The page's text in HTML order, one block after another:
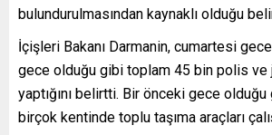
bulundurulmasından kaynaklı olduğu
İçişleri Bakanı Darmanin, cumartesi
gece olduğu gibi toplam 45 bin polis ve
yaptığını belirtti. Bir önceki gece olduğu
birçok kentinde toplu taşıma araçları